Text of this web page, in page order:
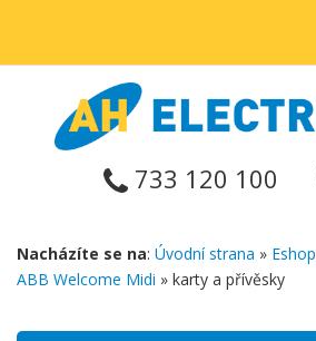
733 120 100
Nacházíte se na: Úvodní strana » Eshop
ABB Welcome Midi » karty a přívěsky